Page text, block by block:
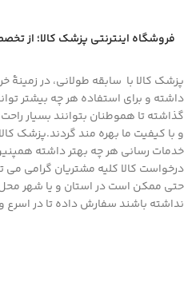
فروشگاه اینترنتی پزشک کالا؛ از
پزشک کالا با سابقه طولانی، در
داشته و برای استفاده هر چه بیشتر
گذاشته تا هموطنان بتوانند بسیار
خدمات رسانی هر چه بهتر داشته
درخواست کالا کلیه مشتریان گرامی می
حتی ممکن است در استان و یا شهر محل
نداشته باشند سفارش داده تا در اسرع